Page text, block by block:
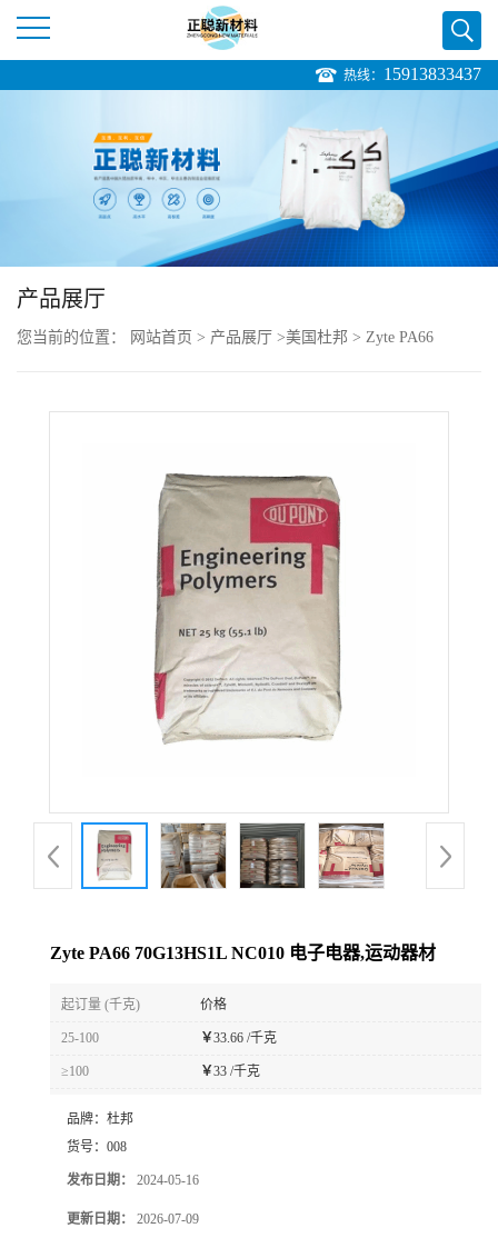
公
品
展
热线： 15913833437
产品展厅
您当前的位置： 网站首页 > 产品展厅 >美国杜邦 > Zyte PA66
Zyte PA66 70G13HS1L NC010 电子电器,运动器材
起订量 (千克) 价格
25-100 ￥33.66 /千克
≥100 ￥33 /千克
品牌： 杜邦
货号： 008
发布日期： 2024-05-16
更新日期： 2026-07-09